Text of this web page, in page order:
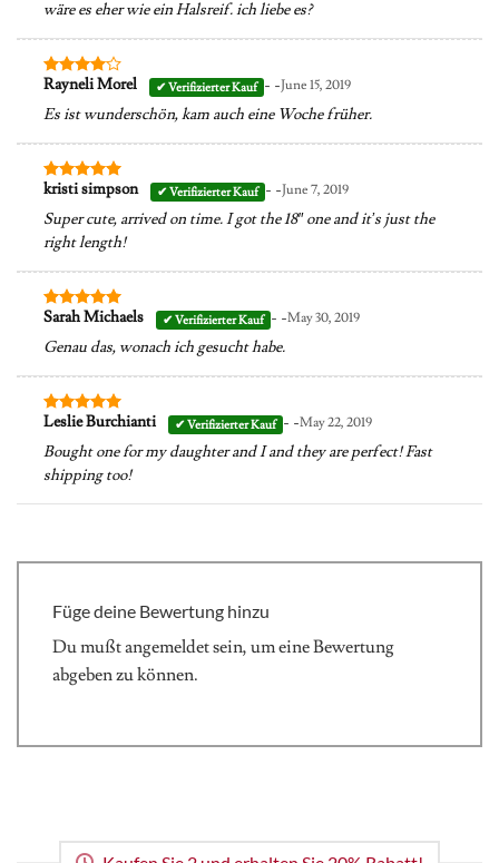
wäre es eher wie ein Halsreif. ich liebe es?
Bewertet
von 5
Rayneli Morel - -June 15, 2019
Es ist wunderschön, kam auch eine Woche früher.
Bewertet
5
kristi simpson - -June 7, 2019
Super cute, arrived on time. I got the 18″ one and it’s just the
right length!
Bewertet
5
Sarah Michaels - -May 30, 2019
Genau das, wonach ich gesucht habe.
Bewertet
5
Leslie Burchianti - -May 22, 2019
Bought one for my daughter and I and they are perfect! Fast
shipping too!
Füge deine Bewertung hinzu
Du mußtangemeldetsein, um eine Bewertung
abgeben zu können.